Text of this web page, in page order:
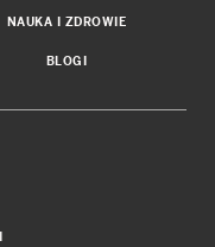
NAUKA I ZDROWIE
BLOGI